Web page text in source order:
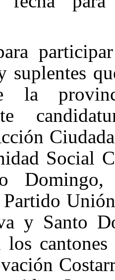
suplentes
la
Social
y Santo